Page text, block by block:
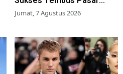
Musik Global
Jumat, 7 Agustus 2026